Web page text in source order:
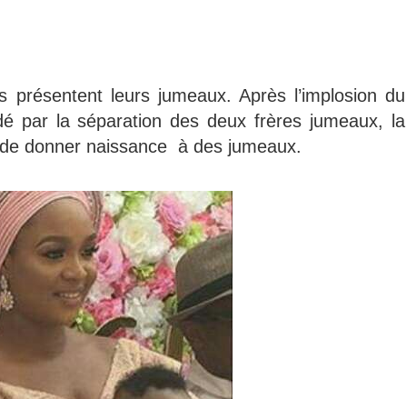
présentent leurs jumeaux. Après l’implosion du
par la séparation des deux frères jumeaux, la
donner naissance à des jumeaux.